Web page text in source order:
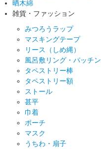
晒木綿
雑貨・ファッション
みつろうラップ
マスキングテープ
リース（しめ縄）
風呂敷リング・パッチン
タペストリー棒
タペストリー額
ストール
甚平
巾着
ポーチ
マスク
うちわ・扇子